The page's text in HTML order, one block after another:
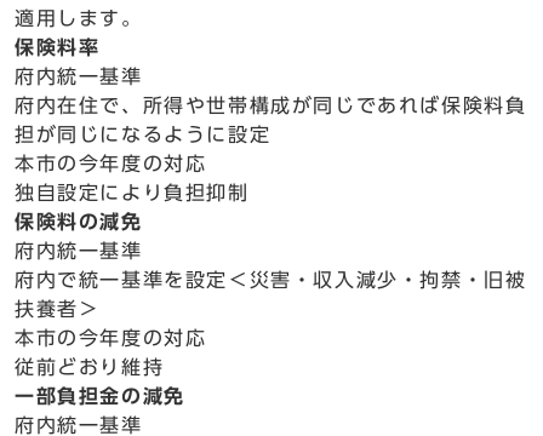
適用します。
保険料率
府内統一基準
府内在住で、所得や世帯構成が同じであれば保険料負
担が同じになるように設定
本市の今年度の対応
独自設定により負担抑制
保険料の減免
府内統一基準
府内で統一基準を設定＜災害・収入減少・拘禁・旧被
扶養者＞
本市の今年度の対応
従前どおり維持
一部負担金の減免
府内統一基準